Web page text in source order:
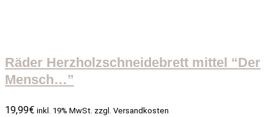
Räder Herzholzschneidebrett mittel “Der
Mensch…”
19,99€ inkl. 19% MwSt. zzgl. Versandkosten